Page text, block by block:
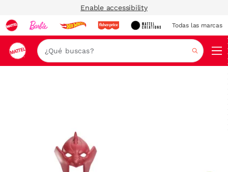
Enable accessibility
Todas las marcas
Buscar